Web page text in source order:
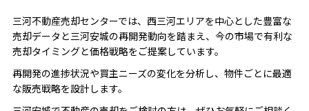
三河不動産売却センターでは、西三河エリアを中心とした豊富な
売却データと三河安城の再開発動向を踏まえ、今の市場で有利な
売却タイミングと価格戦略をご提案しています。
再開発の進捗状況や買主ニーズの変化を分析し、物件ごとに最適
な販売戦略を設計します。